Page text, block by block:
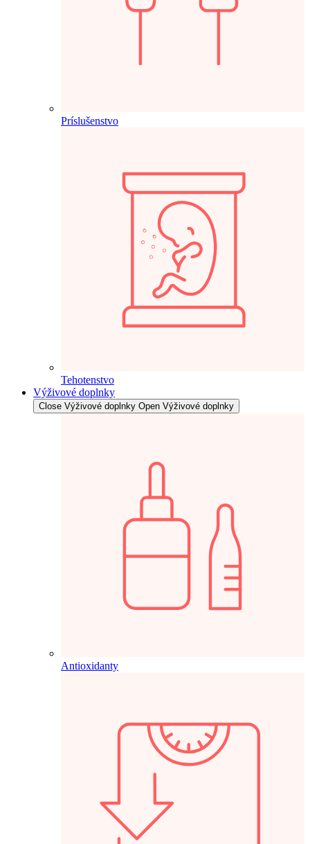
Príslušenstvo
Tehotenstvo
Výživové doplnky
Close Výživové doplnky Open Výživové doplnky
Antioxidanty